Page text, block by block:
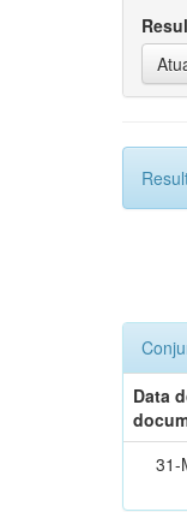
Data
31-